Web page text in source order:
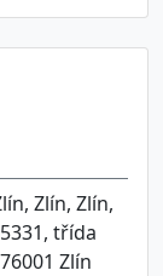
Zlín, Zlín,
třída
Zlín